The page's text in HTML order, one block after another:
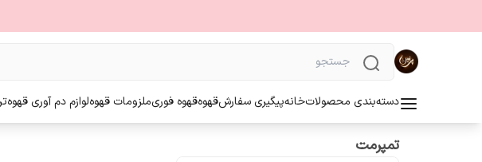
دسته‌بندی محصولاتخانهپیگیری سفارشقهوهقهوه فوریملزومات قهوهلوازم دم آوری قهوه
تمپرمت